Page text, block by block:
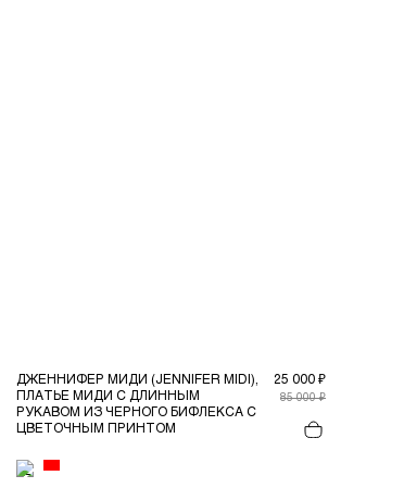
ДЖЕННИФЕР МИДИ (JENNIFER MIDI),
ПЛАТЬЕ МИДИ С ДЛИННЫМ
РУКАВОМ ИЗ ЧЕРНОГО БИФЛЕКСА С
ЦВЕТОЧНЫМ ПРИНТОМ
25 000 ₽
85 000 ₽